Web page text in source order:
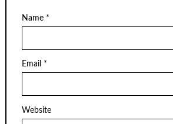
Name *
Email *
Website